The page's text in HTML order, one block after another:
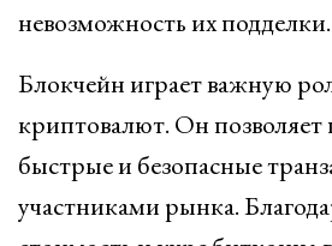
невозможность их подделки.
Блокчейн играет важную
криптовалют. Он позволяет
быстрые и безопасные
участниками рынка.